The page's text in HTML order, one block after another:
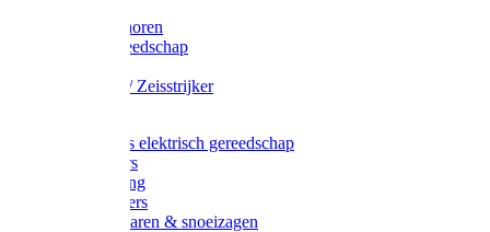
Zeis toebehoren
Baggergereedschap
Wetstenen / Zeisstrijker
Accessoires elektrisch gereedschap
Grasmaaiers
Tuinreiniging
Robotmaaiers
Heggenscharen & snoeizagen